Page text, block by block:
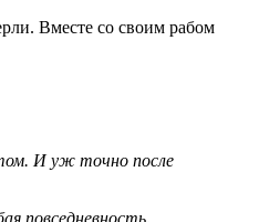
Вместе со своим рабом
И уж точно после
повседневность.